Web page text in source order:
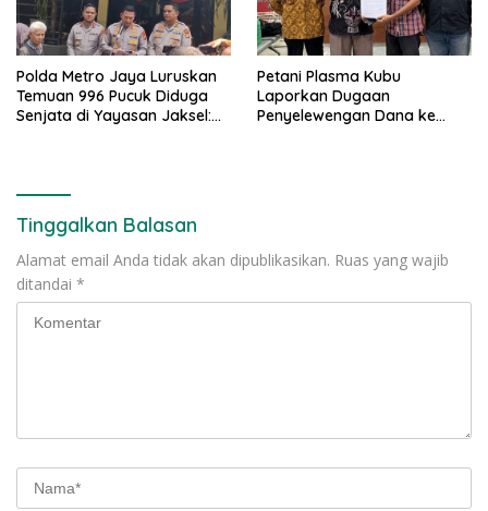
Polda Metro Jaya Luruskan
Temuan 996 Pucuk Diduga
Senjata di Yayasan Jaksel:
Petani Plasma Kubu
Laporkan Dugaan
Penyelewengan Dana ke
Tinggalkan Balasan
Alamat email Anda tidak akan dipublikasikan. Ruas yang wajib
ditandai *